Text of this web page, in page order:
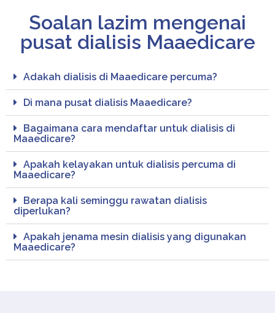
Soalan lazim mengenai
pusat dialisis Maaedicare
Adakah dialisis di Maaedicare percuma?
Di mana pusat dialisis Maaedicare?
Bagaimana cara mendaftar untuk dialisis di
Maaedicare?
Apakah kelayakan untuk dialisis percuma di
Maaedicare?
Berapa kali seminggu rawatan dialisis
diperlukan?
Apakah jenama mesin dialisis yang digunakan
Maaedicare?